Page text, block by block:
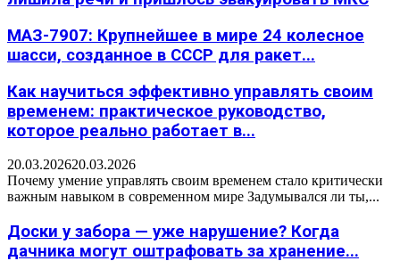
МАЗ-7907: Крупнейшее в мире 24 колесное
шасси, созданное в СССР для ракет...
Как научиться эффективно управлять своим
временем: практическое руководство,
которое реально работает в...
20.03.202620.03.2026
Почему умение управлять своим временем стало критически
важным навыком в современном мире Задумывался ли ты,...
Доски у забора — уже нарушение? Когда
дачника могут оштрафовать за хранение...